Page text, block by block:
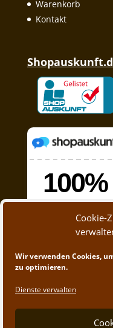
Cookie-
Wir verwenden Cookies,
zu optimieren.
Dienste verwalten
Warenkorb
Kontakt